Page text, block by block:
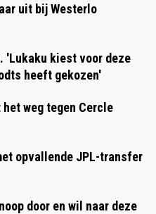
uit bij Westerlo
'Lukaku kiest voor deze
heeft gekozen'
weg tegen Cercle
opvallende JPL-transfer
door en wil naar deze